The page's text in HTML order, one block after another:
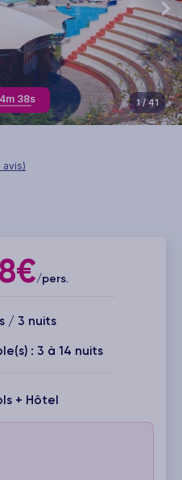
m 37s 1/ 41
avis)
/pers.
/ 3 nuits
: 3 à 14 nuits
+ Hôtel